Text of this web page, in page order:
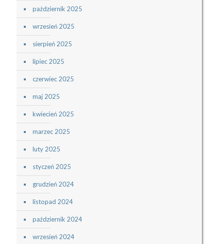
październik 2025
wrzesień 2025
sierpień 2025
lipiec 2025
czerwiec 2025
maj 2025
kwiecień 2025
marzec 2025
luty 2025
styczeń 2025
grudzień 2024
listopad 2024
październik 2024
wrzesień 2024